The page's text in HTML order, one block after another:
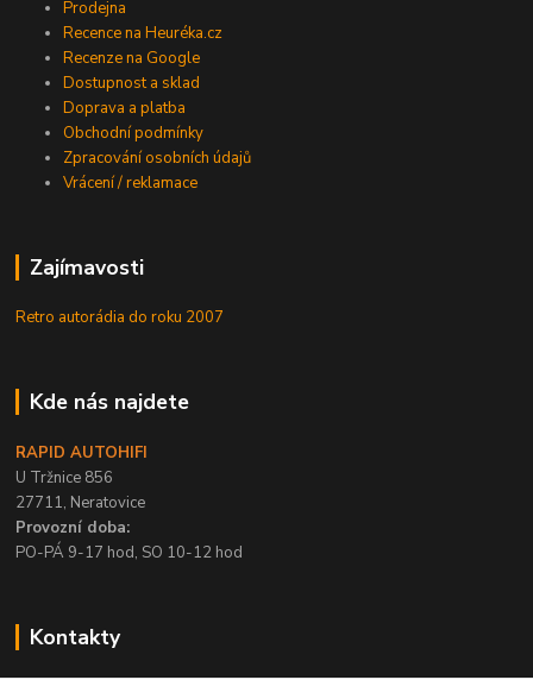
Prodejna
Recence na Heuréka.cz
Recenze na Google
Dostupnost a sklad
Doprava a platba
Obchodní podmínky
Zpracování osobních údajů
Vrácení / reklamace
Zajímavosti
Retro autorádia do roku 2007
Kde nás najdete
RAPID AUTOHIFI
U Tržnice 856
27711, Neratovice
Provozní doba:
PO-PÁ 9-17 hod, SO 10-12 hod
Kontakty